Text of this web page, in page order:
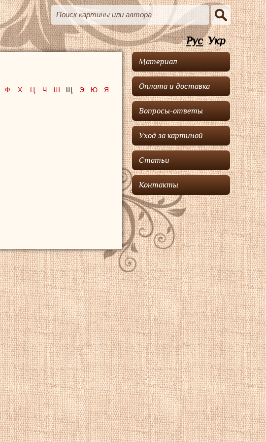
Рус Укр
Ф Х Ц Ч Ш Щ Э Ю Я
Материал
Оплата и доставка
Вопросы-ответы
Уход за картиной
Статьи
Контакты